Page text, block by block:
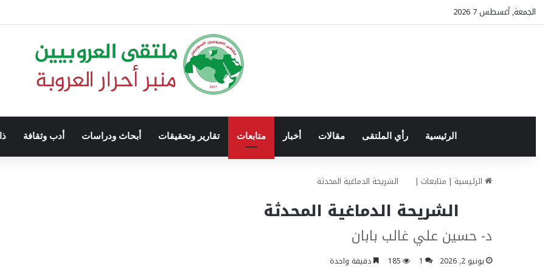
الجمعة, أغسطس 7 2026
الرئيسية رأي الملتقى مقالات أخبار متابعات تقارير وتحقيقات أبحاث ودراسات أدب وثقافة
الرئيسية | متابعات | الشريحة الدماغية المحدثة
الشريحة الدماغية المحدثة
د- حسين علي غالب بابان
يونيو 2, 2026 1
185 دقيقة واحدة